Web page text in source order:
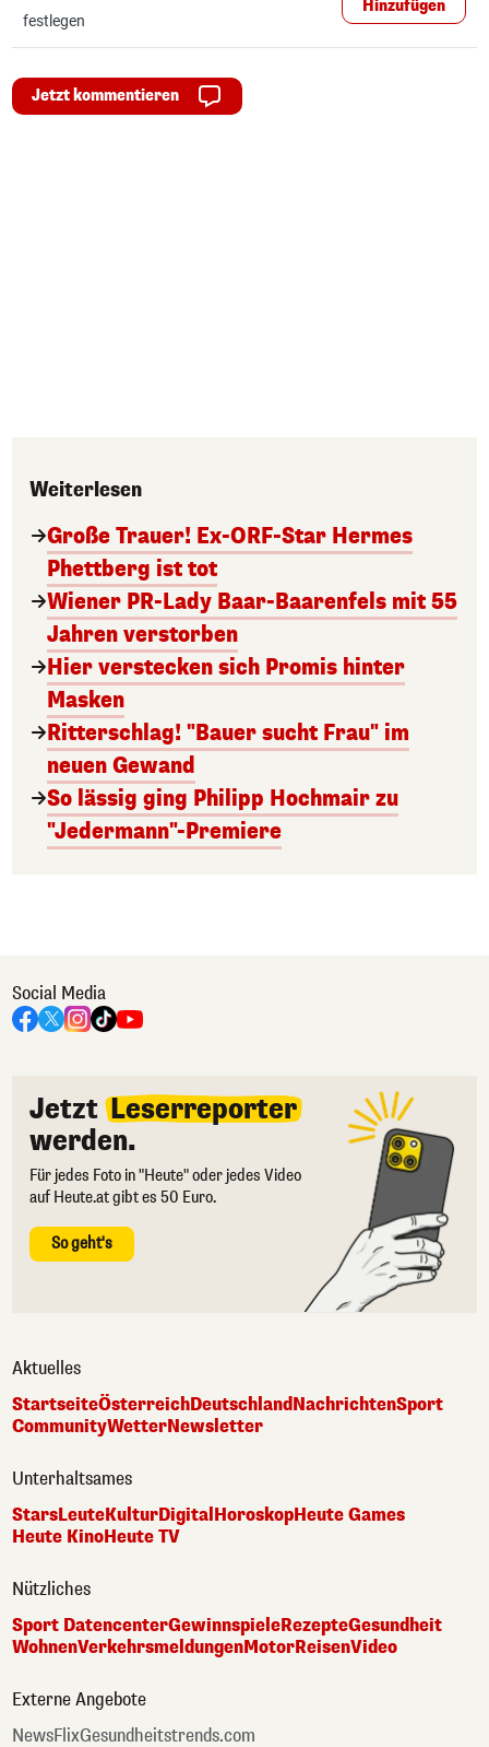
festlegen
Hinzufügen
Jetzt kommentieren
Weiterlesen
Große Trauer! Ex-ORF-Star Hermes
Phettberg ist tot
Wiener PR-Lady Baar-Baarenfels mit 55
Jahren verstorben
Hier verstecken sich Promis hinter
Masken
Ritterschlag! "Bauer sucht Frau" im
neuen Gewand
So lässig ging Philipp Hochmair zu
"Jedermann"-Premiere
Social Media
Jetzt Leserreporter
werden.
Für jedes Foto in "Heute" oder jedes Video
auf Heute.at gibt es 50 Euro.
So geht's
Aktuelles
StartseiteÖsterreichDeutschlandNachrichtenSport
CommunityWetterNewsletter
Unterhaltsames
StarsLeuteKulturDigital HoroskopHeute Games
Heute KinoHeute TV
Nützliches
Sport DatencenterGewinnspieleRezepteGesundheit
WohnenVerkehrsmeldungenMotorReisenVideo
Externe Angebote
NewsFlixGesundheitstrends.com